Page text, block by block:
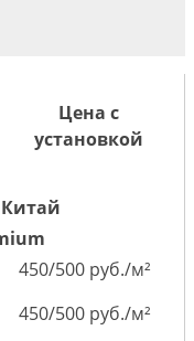
Цена с
установкой
Китай
450/500 руб./м²
450/500 руб./м²